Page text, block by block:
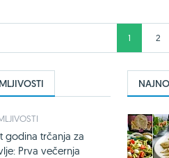
1 2
godina trčanja za
Prva večernja